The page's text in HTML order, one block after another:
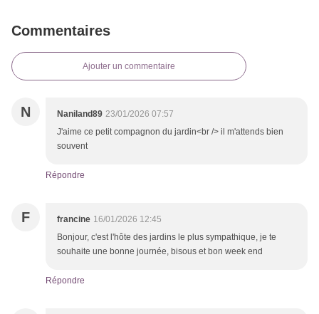
Commentaires
Ajouter un commentaire
N Naniland89 23/01/2026 07:57
J'aime ce petit compagnon du jardin<br /> il m'attends bien
souvent
Répondre
F francine 16/01/2026 12:45
Bonjour, c'est l'hôte des jardins le plus sympathique, je te
souhaite une bonne journée, bisous et bon week end
Répondre